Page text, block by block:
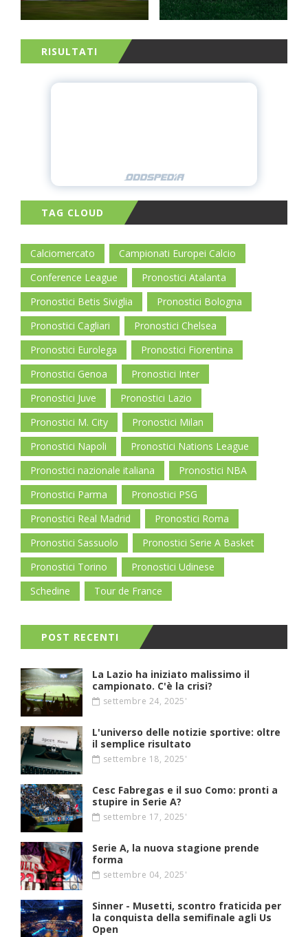
RISULTATI
TAG CLOUD
Calciomercato
Campionati Europei Calcio
Conference League
Pronostici Atalanta
Pronostici Betis Siviglia
Pronostici Bologna
Pronostici Cagliari
Pronostici Chelsea
Pronostici Eurolega
Pronostici Fiorentina
Pronostici Genoa
Pronostici Inter
Pronostici Juve
Pronostici Lazio
Pronostici M. City
Pronostici Milan
Pronostici Napoli
Pronostici Nations League
Pronostici nazionale italiana
Pronostici NBA
Pronostici Parma
Pronostici PSG
Pronostici Real Madrid
Pronostici Roma
Pronostici Sassuolo
Pronostici Serie A Basket
Pronostici Torino
Pronostici Udinese
Schedine
Tour de France
POST RECENTI
La Lazio ha iniziato malissimo il
campionato. C'è la crisi?
settembre 24, 2025'
L'universo delle notizie sportive: oltre
il semplice risultato
settembre 18, 2025'
Cesc Fabregas e il suo Como: pronti a
stupire in Serie A?
settembre 17, 2025'
Serie A, la nuova stagione prende
forma
settembre 04, 2025'
Sinner - Musetti, scontro fraticida per
la conquista della semifinale agli Us
Open